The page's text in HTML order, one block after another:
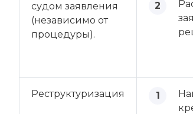
судом заявления
(независимо от
процедуры).
Реструктуризация